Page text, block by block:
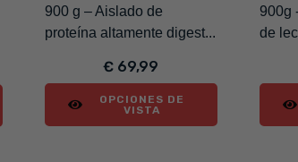
900 g – Aislado de
proteína altamente digest...
€ 69,99
OPCIONES DE
VISTA
900g
de